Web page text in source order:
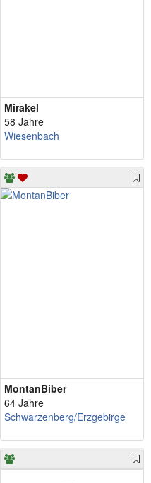
Mirakel
58 Jahre
Wiesenbach
MontanBiber
64 Jahre
Schwarzenberg/Erzgebirge